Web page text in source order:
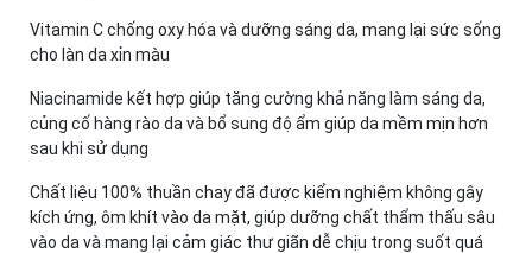
Vitamin C chống oxy hóa và dưỡng sáng da, mang lại sức sống
cho làn da xỉn màu
Niacinamide kết hợp giúp tăng cường khả năng làm sáng da,
củng cố hàng rào da và bổ sung độ ẩm giúp da mềm mịn hơn
sau khi sử dụng
Chất liệu 100% thuần chay đã được kiểm nghiệm không gây
kích ứng, ôm khít vào da mặt, giúp dưỡng chất thẩm thấu sâu
vào da và mang lại cảm giác thư giãn dễ chịu trong suốt quá